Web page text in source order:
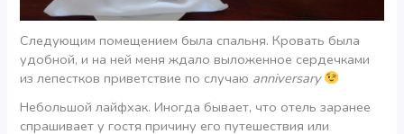
Следующим помещением была спальня. Кровать была
удобной, и на ней меня ждало выложенное сердечками
из лепестков приветствие по случаю anniversary
Небольшой лайфхак. Иногда бывает, что отель заранее
спрашивает у гостя причину его путешествия или